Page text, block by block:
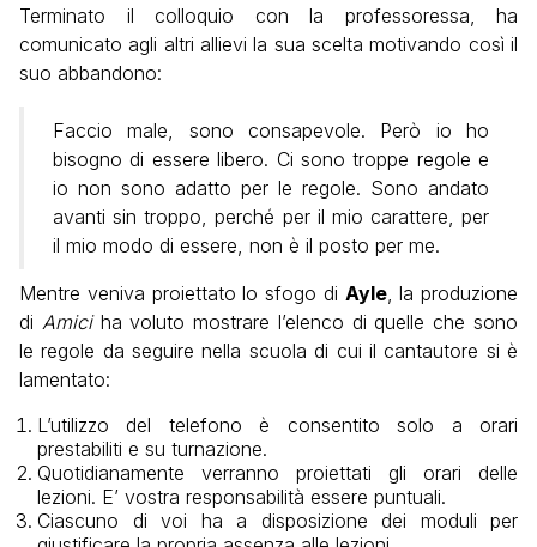
Terminato il colloquio con la professoressa, ha
comunicato agli altri allievi la sua scelta motivando così il
suo abbandono:
Faccio male, sono consapevole. Però io ho
bisogno di essere libero. Ci sono troppe regole e
io non sono adatto per le regole. Sono andato
avanti sin troppo, perché per il mio carattere, per
il mio modo di essere, non è il posto per me.
Mentre veniva proiettato lo sfogo di Ayle, la produzione
di Amiciha voluto mostrare l’elenco di quelle che sono
le regole da seguire nella scuola di cui il cantautore si è
lamentato:
L’utilizzo del telefono è consentito solo a orari
prestabiliti e su turnazione.
Quotidianamente verranno proiettati gli orari delle
lezioni. E’ vostra responsabilità essere puntuali.
Ciascuno di voi ha a disposizione dei moduli per